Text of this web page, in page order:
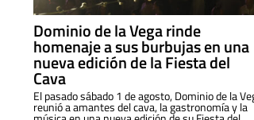
Dominio de la Vega rinde
homenaje a sus burbujas en una
nueva edición de la Fiesta del
Cava
El pasado sábado 1 de agosto, Dominio de la
reunió a amantes del cava, la gastronomía y la